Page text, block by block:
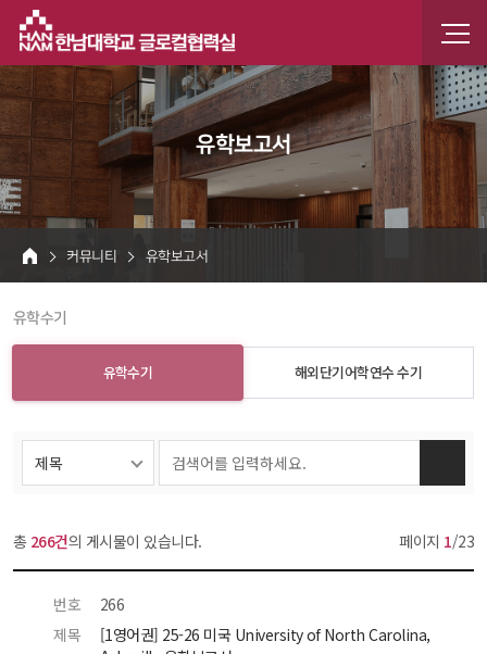
한
한남인
유학보고서
HOME
커뮤니티 유학보고서
유학수기
유학수기 해외단기어학연수 수기
총 266건의 게시물이 있습니다. 페이지 1/23
번호
266
제목
[1영어권] 25-26 미국 University of North Carolina,